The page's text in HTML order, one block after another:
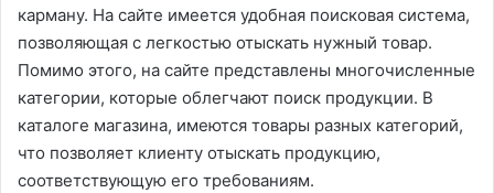
карману. На сайте имеется удобная поисковая система,
позволяющая с легкостью отыскать нужный товар.
Помимо этого, на сайте представлены многочисленные
категории, которые облегчают поиск продукции. В
каталоге магазина, имеются товары разных категорий,
что позволяет клиенту отыскать продукцию,
соответствующую его требованиям.